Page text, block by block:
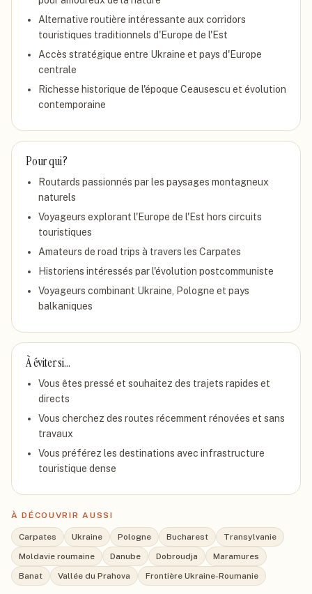
Alternative routière intéressante aux corridors
touristiques traditionnels d'Europe de l'Est
Accès stratégique entre Ukraine et pays d'Europe
centrale
Richesse historique de l'époque Ceausescu et évolution
contemporaine
Pour qui ?
Routards passionnés par les paysages montagneux
naturels
Voyageurs explorant l'Europe de l'Est hors circuits
touristiques
Amateurs de road trips à travers les Carpates
Historiens intéressés par l'évolution postcommuniste
Voyageurs combinant Ukraine, Pologne et pays
balkaniques
À éviter si…
Vous êtes pressé et souhaitez des trajets rapides et
directs
Vous cherchez des routes récemment rénovées et sans
travaux
Vous préférez les destinations avec infrastructure
touristique dense
À DÉCOUVRIR AUSSI
Carpates Ukraine Pologne Bucharest
Transylvanie
Moldavie roumaine
Danube Dobroudja
Maramures
Banat
Vallée du Prahova Frontière Ukraine-Roumanie